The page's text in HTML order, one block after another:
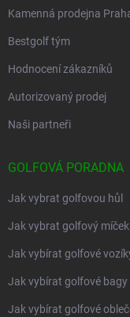
Kamenná prodejna
Bestgolf tým
Hodnocení zákazníků
Autorizovaný prodej
Naši partneři
GOLFOVÁ PORADNA
Jak vybrat golfovou hůl
Jak vybrat golfový míček
Jak vybírat golfové
Jak vybírat golfové bagy
Jak vybírat golfové